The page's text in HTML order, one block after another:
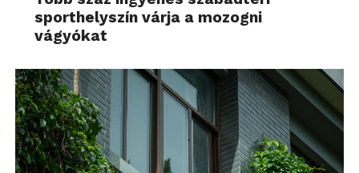
sporthelyszín várja a mozogni
vágyókat